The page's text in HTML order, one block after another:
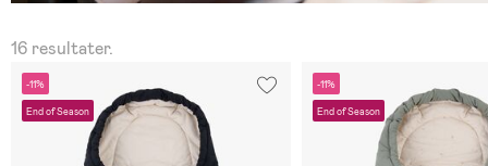
16 resultater.
-11%
End of Season
-11%
End of Season